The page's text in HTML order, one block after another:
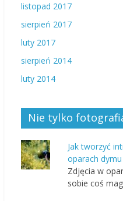
listopad 2017
sierpień 2017
luty 2017
sierpień 2014
luty 2014
Nie tylko
Jak tworzyć
oparach dymu
Zdjęcia w
sobie coś